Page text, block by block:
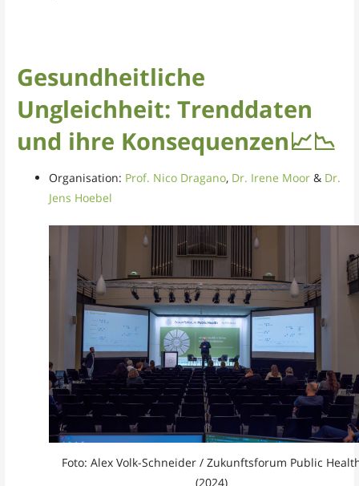
Gesundheitliche
Ungleichheit: Trenddaten
und ihre Konsequenzen📈📉
Organisation: Prof. Nico Dragano, Dr. Irene Moor& Dr.
Jens Hoebel
Foto: Alex Volk-Schneider / Zukunftsforum Public
(2024)